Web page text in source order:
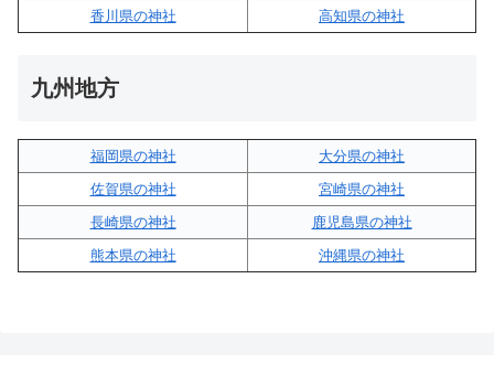
香川県の神社
高知県の神社
九州地方
福岡県の神社
大分県の神社
佐賀県の神社
宮崎県の神社
長崎県の神社
鹿児島県の神社
熊本県の神社
沖縄県の神社